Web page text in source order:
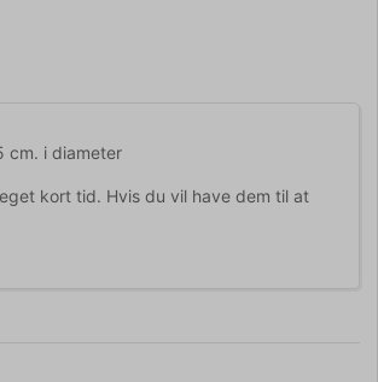
cm. i diameter
kort tid. Hvis du vil have dem til at